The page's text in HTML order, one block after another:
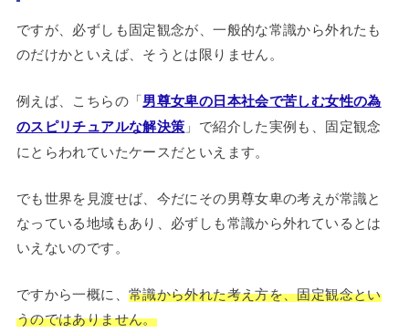
ですが、必ずしも固定観念が、一般的な常識から外れたも
のだけかといえば、そうとは限りません。
例えば、こちらの「男尊女卑の日本社会で苦しむ女性の為
のスピリチュアルな解決策 」で紹介した実例も、固定観念
にとらわれていたケースだといえます。
でも世界を見渡せば、今だにその男尊女卑の考えが常識と
なっている地域もあり、必ずしも常識から外れているとは
いえないのです。
ですから一概に、 常識から外れた考え方を、固定観念とい
うのではありません。